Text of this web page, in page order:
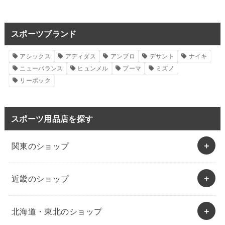
スポーツブランド
アシックス アディダス アンブロ デサント
ナイキ
ニューバランス
ヒュンメル プーマ
ミズノ
リーボック
スポーツ用品店を探す
関東のショップ
近畿のショップ
北海道・東北のショップ